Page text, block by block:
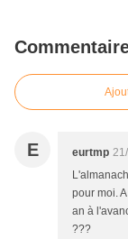
E eurtmp
pour moi.
an à
???